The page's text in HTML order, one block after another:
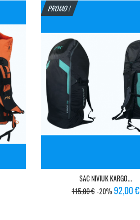
PROMO !
SAC NIVIUK KARGO...
Prix
115,00 € -20% Prix
92,00 €